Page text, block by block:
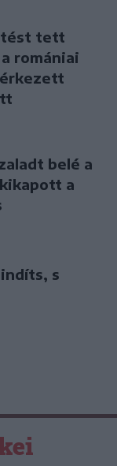
tett
romániai
belé a
a
s